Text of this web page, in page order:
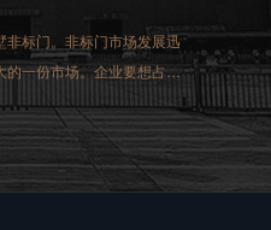
非标门。非标门市场发展迅
的一份市场。企业要想占得
就必须符合国家生产的标
硬的质量、先进的技术和
在装修过程中，非标门是比
款合适